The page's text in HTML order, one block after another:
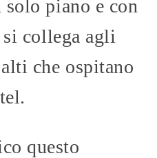
piano e con
collega agli
che ospitano
questo